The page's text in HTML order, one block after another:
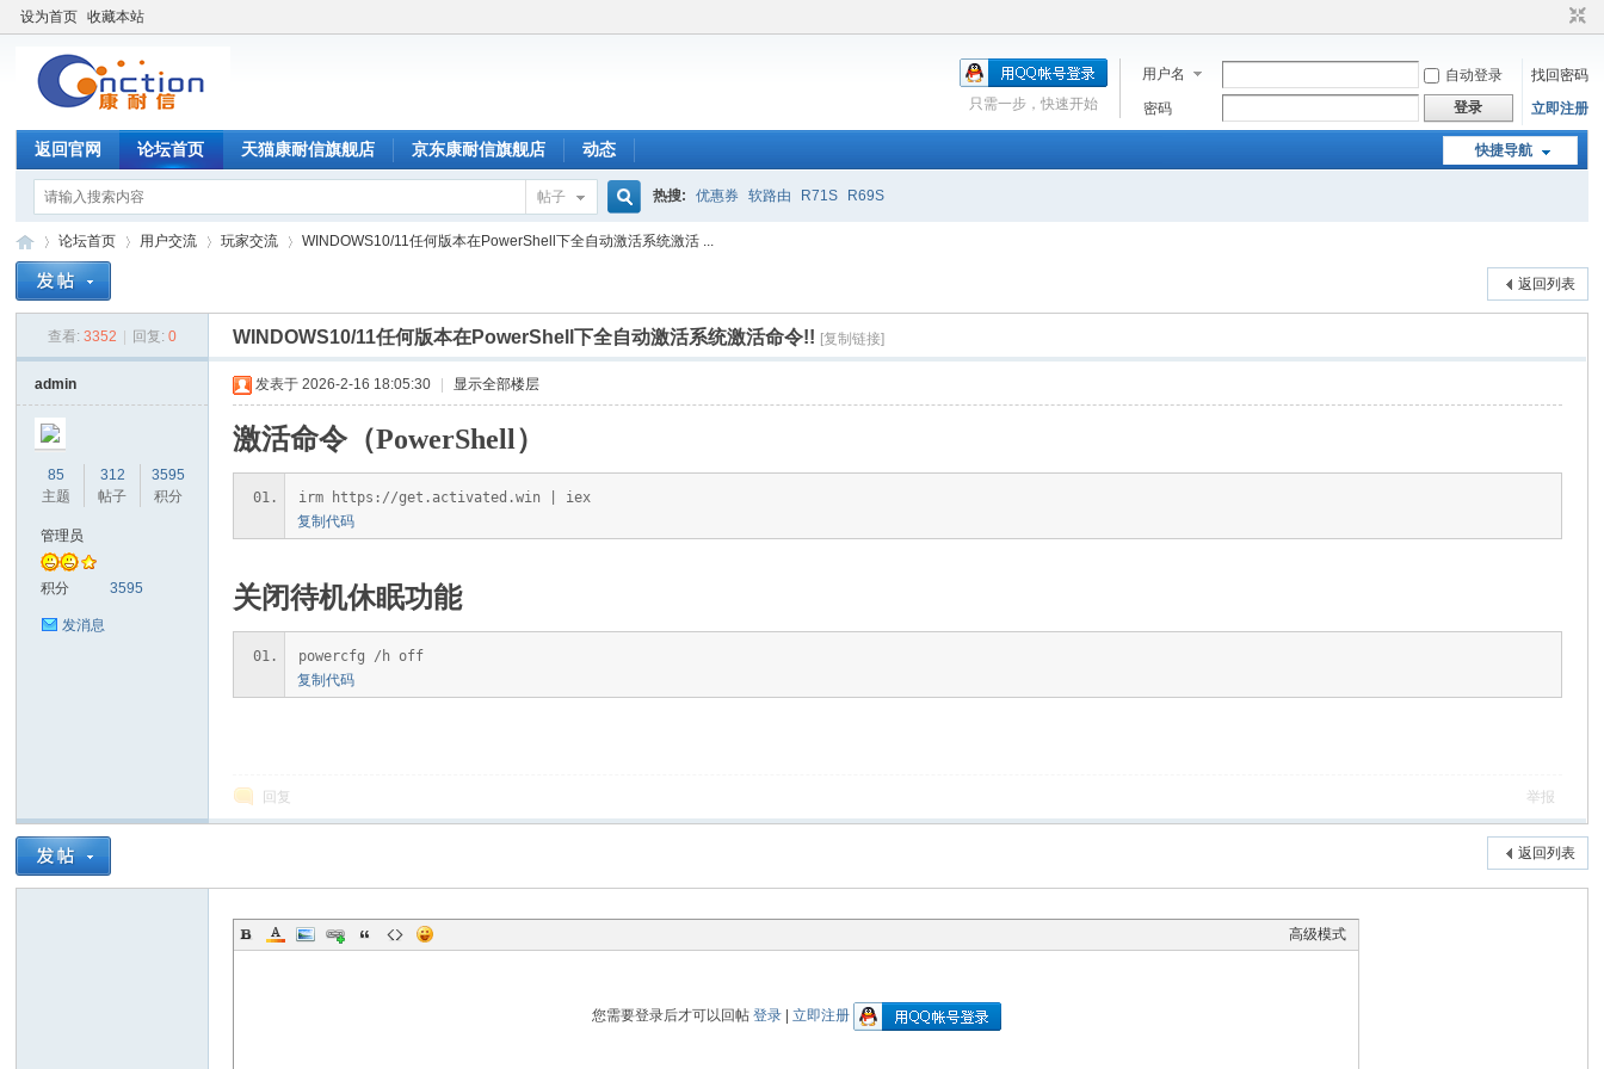
设为首页 收藏本站
用户名 自动登录
找回密码
密码
登录 立即注册
只需一步，快速开始
快捷导航
返回官网 论坛首页 天猫康耐信旗舰店 京东康耐信旗舰店 动态
帖子
搜
索
热搜: 优惠券 软路由 R71S R69S
信
论坛首页 用户交流 玩家交流
›
WINDOWS10/11任何版本在PowerShell下全自动激活系统激活 ...
返回列表
查看: 3352 回复: 0 WINDOWS10/11任何版本在PowerShell下全自动激活系统激活命令!! [复制链接]
admin
85
主题
312
帖子
3595
积分
管理员
积分 3595
发消息
发表于 2026-2-16 18:05:30 显示全部楼层
激活命令（PowerShell）
irm https://get.activated.win | iex
复制代码
关闭待机休眠功能
powercfg /h off
复制代码
回复 举报
返回列表
高级模式
您需要登录后才可以回帖 登录| 立即注册